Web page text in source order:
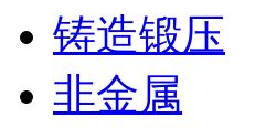
铸造锻压
非金属